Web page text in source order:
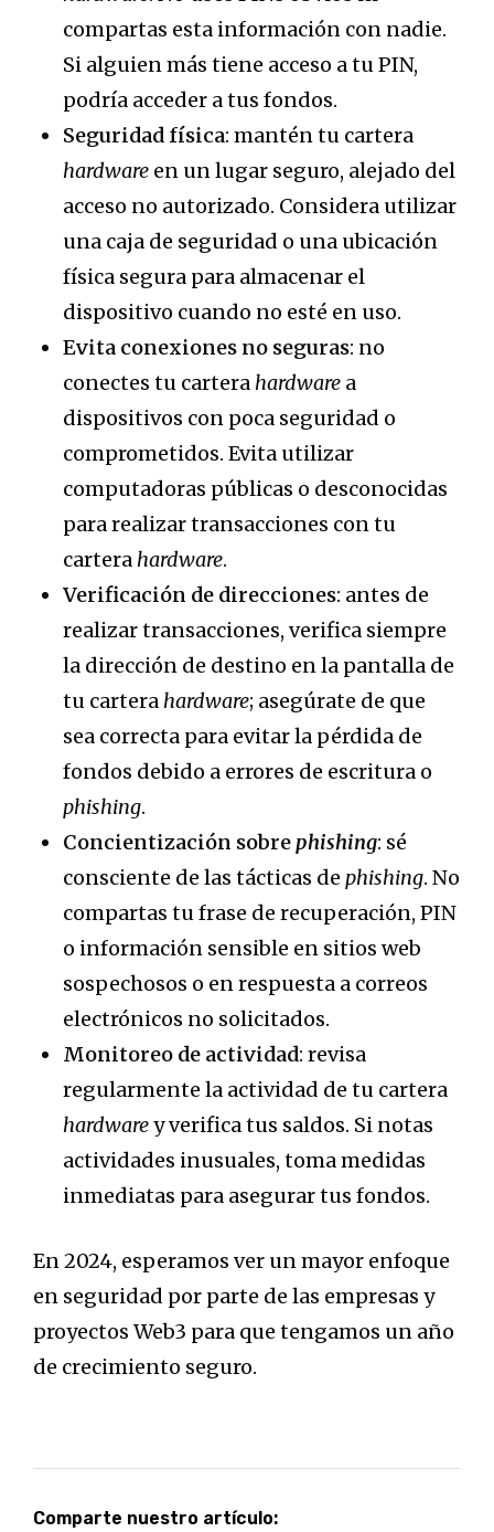
compartas esta información con nadie.
Si alguien más tiene acceso a tu PIN,
podría acceder a tus fondos.
Seguridad física: mantén tu cartera
hardware en un lugar seguro, alejado del
acceso no autorizado. Considera utilizar
una caja de seguridad o una ubicación
física segura para almacenar el
dispositivo cuando no esté en uso.
Evita conexiones no seguras: no
conectes tu cartera hardware a
dispositivos con poca seguridad o
comprometidos. Evita utilizar
computadoras públicas o desconocidas
para realizar transacciones con tu
cartera hardware.
Verificación de direcciones: antes de
realizar transacciones, verifica siempre
la dirección de destino en la pantalla de
tu cartera hardware; asegúrate de que
sea correcta para evitar la pérdida de
fondos debido a errores de escritura o
phishing.
Concientización sobre phishing: sé
consciente de las tácticas de phishing. No
compartas tu frase de recuperación, PIN
o información sensible en sitios web
sospechosos o en respuesta a correos
electrónicos no solicitados.
Monitoreo de actividad: revisa
regularmente la actividad de tu cartera
hardwarey verifica tus saldos. Si notas
actividades inusuales, toma medidas
inmediatas para asegurar tus fondos.
En 2024, esperamos ver un mayor enfoque
en seguridad por parte de las empresas y
proyectos Web3 para que tengamos un año
de crecimiento seguro.
Comparte nuestro artículo: